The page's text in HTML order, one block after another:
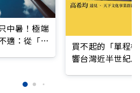
中暑！極端
適：從「這
買不起的「單程
響台灣近半世紀